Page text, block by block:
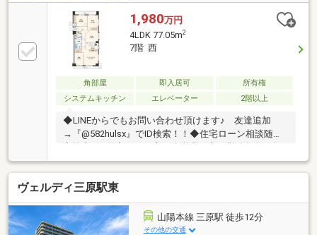
1,980万円
4LDK 77.05m2
7階 西
角部屋 即入居可
所有権
システムキッチン
エレベーター 2階以上
◆LINEからでもお問い合わせ頂けます♪ 友達追加
→『@582hulsx』でID検索！！◆住宅ローン相談随時
未満の方、各種ローン残債を 住宅ローンにおまとめ
して月々の支払いを少なくできます。 当社提携の銀
行でお借入れで低金利にて住宅ローンを借り入れでき
ます。 ◆三原市内を中心に、数多くのの仲介物件を
取り扱っております。 新築戸建てだけでなく、中古
戸建、中古マンション、売土地など幅広くご紹介でき
ヴェルディ三原駅東
山陽本線 三原駅 徒歩12分
その他の交通